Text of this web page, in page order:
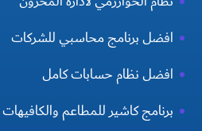
افضل برنامج محاسبي للشركات
افضل نظام حسابات كامل
برنامج كاشير للمطاعم والكافيهات